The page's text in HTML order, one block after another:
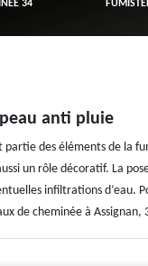
34
anti pluie
partie des éléments de la
un rôle décoratif. La
infiltrations d’eau.
de cheminée à